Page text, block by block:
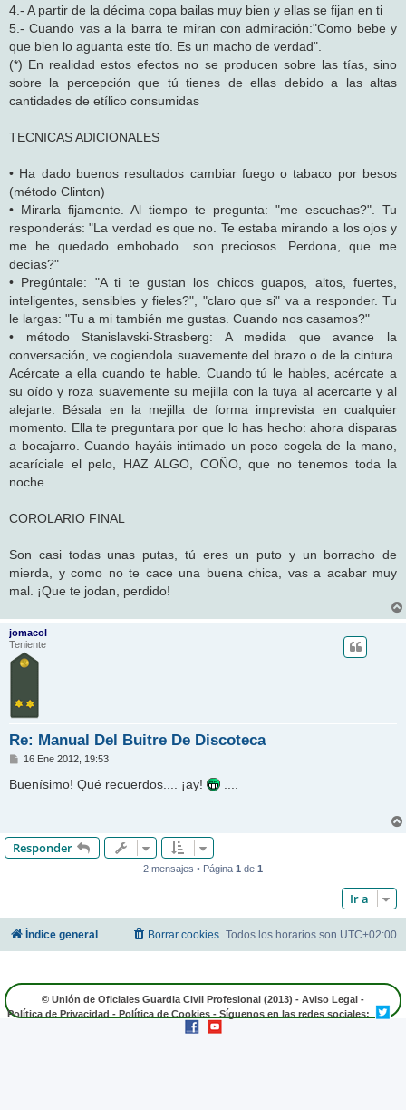
4.- A partir de la décima copa bailas muy bien y ellas se fijan en ti
5.- Cuando vas a la barra te miran con admiración:"Como bebe y
que bien lo aguanta este tío. Es un macho de verdad".
(*) En realidad estos efectos no se producen sobre las tías, sino
sobre la percepción que tú tienes de ellas debido a las altas
cantidades de etílico consumidas
TECNICAS ADICIONALES
• Ha dado buenos resultados cambiar fuego o tabaco por besos
(método Clinton)
• Mirarla fijamente. Al tiempo te pregunta: "me escuchas?". Tu
responderás: "La verdad es que no. Te estaba mirando a los ojos y
me he quedado embobado....son preciosos. Perdona, que me
decías?"
• Pregúntale: "A ti te gustan los chicos guapos, altos, fuertes,
inteligentes, sensibles y fieles?", "claro que si" va a responder. Tu
le largas: "Tu a mi también me gustas. Cuando nos casamos?"
• método Stanislavski-Strasberg: A medida que avance la
conversación, ve cogiendola suavemente del brazo o de la cintura.
Acércate a ella cuando te hable. Cuando tú le hables, acércate a
su oído y roza suavemente su mejilla con la tuya al acercarte y al
alejarte. Bésala en la mejilla de forma imprevista en cualquier
momento. Ella te preguntara por que lo has hecho: ahora disparas
a bocajarro. Cuando hayáis intimado un poco cogela de la mano,
acaríciale el pelo, HAZ ALGO, COÑO, que no tenemos toda la
noche........
COROLARIO FINAL
Son casi todas unas putas, tú eres un puto y un borracho de
mierda, y como no te cace una buena chica, vas a acabar muy
mal. ¡Que te jodan, perdido!
jomacol
Teniente
Re: Manual Del Buitre De Discoteca
M
n
16 Ene 2012, 19:53
Buenísimo! Qué recuerdos.... ¡ay!
Responder
2 mensajes • Página 1 de 1
Ir a
Índice general Todos los horarios son UTC+02:00
Borrar cookies
© Unión de Oficiales Guardia Civil Profesional (2013) - Aviso Legal -
Política de Privacidad - Política de Cookies - Síguenos en las redes sociales: